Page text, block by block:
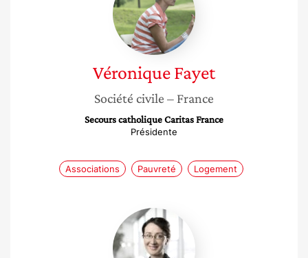
VéroniqueFayet
Société civile – France
Secours catholique Caritas France
Présidente
Associations Pauvreté Logement
Béatrice
Néré